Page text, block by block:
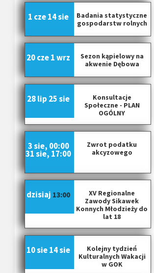
Badania statystyczne
gospodarstw rolnych
1 cze14 sie
Sezon kąpielowy na
akwenie Dębowa
20 cze1 wrz
Konsultacje
Społeczne - PLAN
OGÓLNY
28 lip 25 sie
Zwrot podatku
akcyzowego
3 sie, 00:00
31 sie, 17:00
XV Regionalne
Zawody Sikawek
Konnych Młodzieży do
lat 18
dzisiaj 13:00
Kolejny tydzień
Kulturalnych Wakacji
w GOK
10 sie14 sie